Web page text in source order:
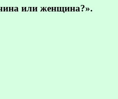
или женщина?».